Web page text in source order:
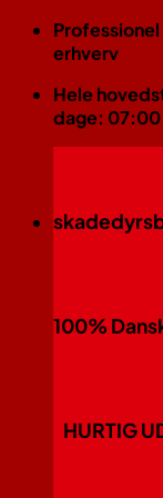
Fortsæt
erhverv
Hele
dage:
100%
HURTIG